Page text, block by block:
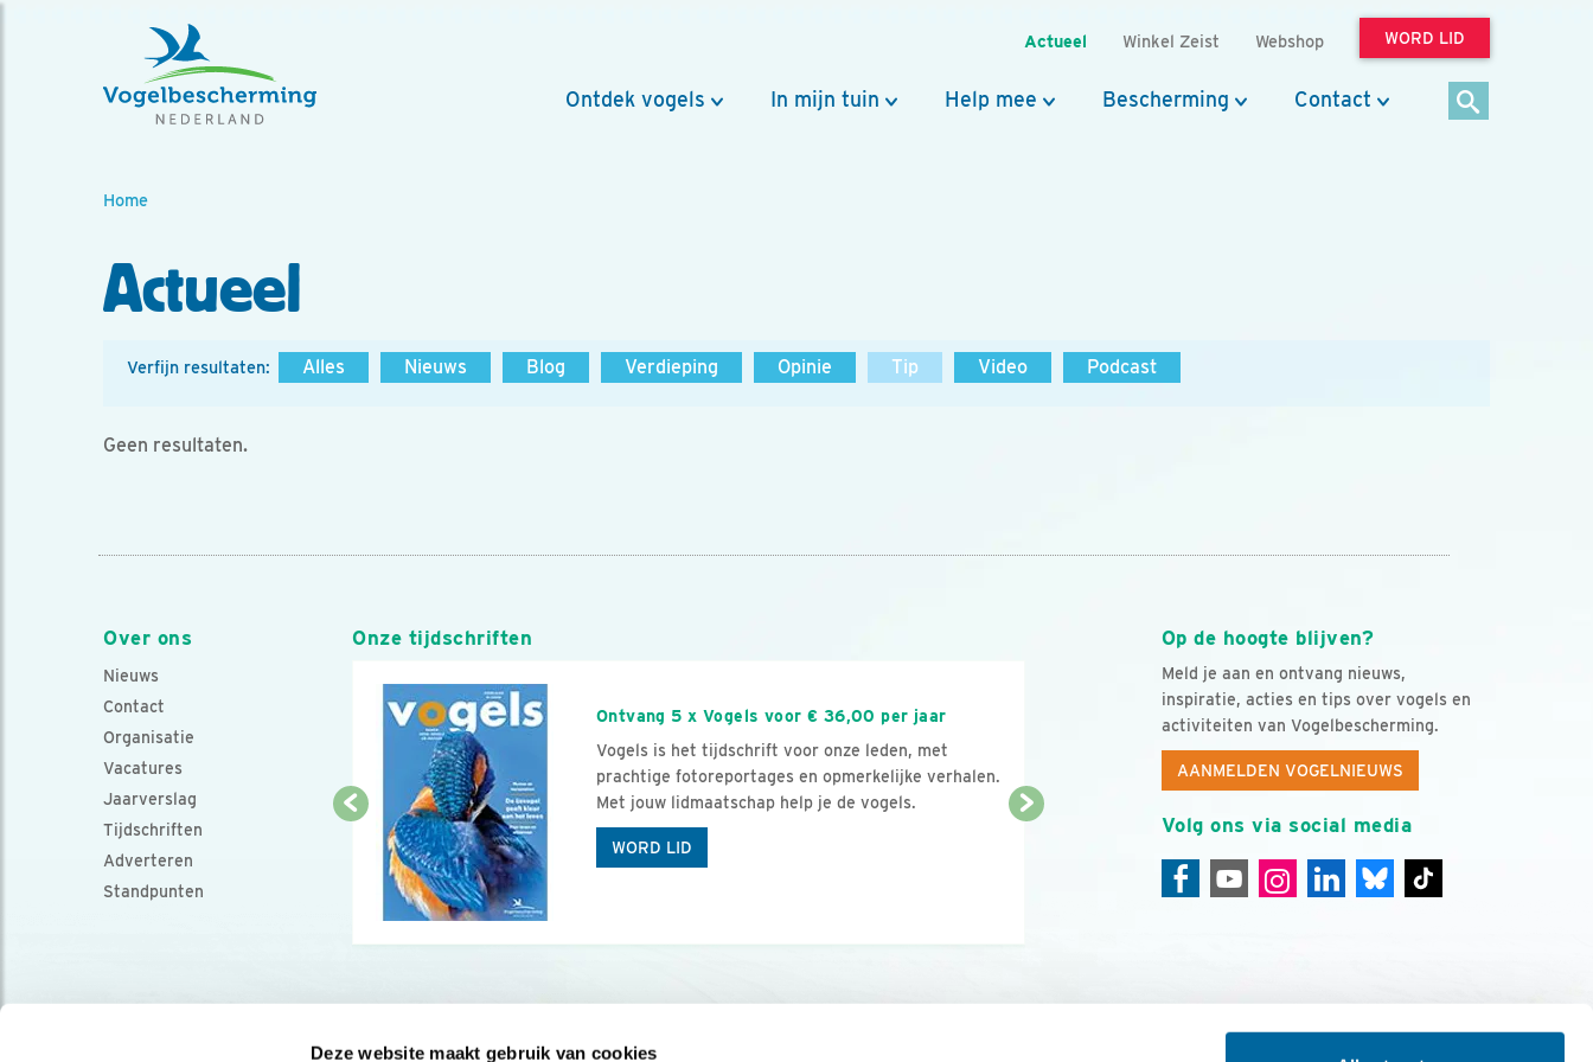
Deze website maakt gebruik van cookies
Actueel Winkel Zeist Webshop WORD LID
Ontdek vogels In mijn tuin Help mee Bescherming Contact
Home
Actueel
Verfijn resultaten: Alles Nieuws Blog Verdieping Opinie Tip Video Podcast
Geen resultaten.
Over ons
Nieuws
Contact
Organisatie
Vacatures
Jaarverslag
Tijdschriften
Adverteren
Standpunten
Op de hoogte blijven?
Meld je aan en ontvang nieuws,
inspiratie, acties en tips over vogels en
activiteiten van Vogelbescherming.
AANMELDEN VOGELNIEUWS
Volg ons via social media
Onze tijdschriften
Ontvang 5 x Vogels voor € 36,00 per jaar
Vogels is het tijdschrift voor onze leden, met
prachtige fotoreportages en opmerkelijke verhalen.
Met jouw lidmaatschap help je de vogels.
WORD LID